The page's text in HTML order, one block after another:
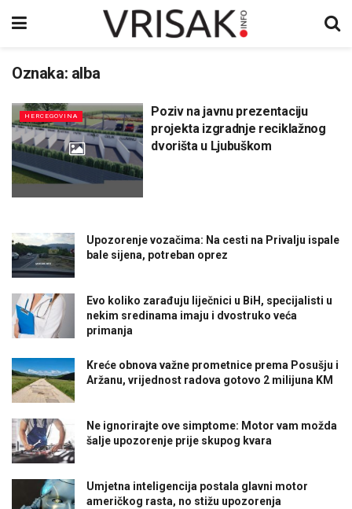
Oznaka: alba
HERCEGOVINA
Poziv na javnu prezentaciju
projekta izgradnje reciklažnog
dvorišta u Ljubuškom
Upozorenje vozačima: Na cesti na Privalju ispale
bale sijena, potreban oprez
Evo koliko zarađuju liječnici u BiH, specijalisti u
nekim sredinama imaju i dvostruko veća
primanja
Kreće obnova važne prometnice prema Posušju i
Aržanu, vrijednost radova gotovo 2 milijuna KM
Ne ignorirajte ove simptome: Motor vam možda
šalje upozorenje prije skupog kvara
Umjetna inteligencija postala glavni motor
američkog rasta, no stižu upozorenja